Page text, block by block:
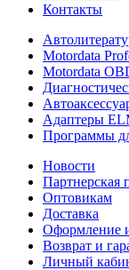
Контакты
Motordata
Motordata
Адаптеры
Программы
Новости
Партнерская
Оптовикам
Доставка
Оформление
Возврат и
Личный